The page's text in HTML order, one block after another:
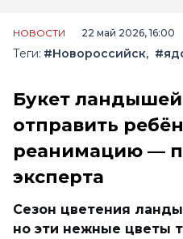
НОВОСТИ 22 май 2026, 16:00
Теги: #Новороссийск
Букет
отправить
реанимацию —
эксперта
Сезон цветения
но эти нежные цветы